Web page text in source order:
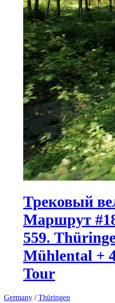
Трековый
Маршрут
559.
Mühlental +
Tour
Germany /Thüringen